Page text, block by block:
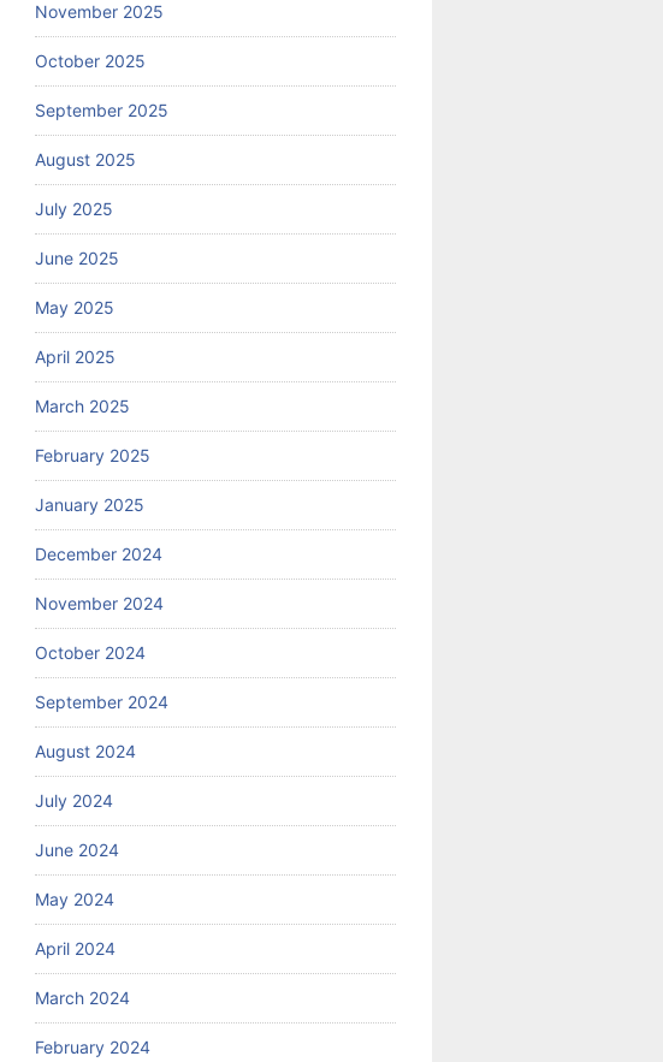
November 2025
October 2025
September 2025
August 2025
July 2025
June 2025
May 2025
April 2025
March 2025
February 2025
January 2025
December 2024
November 2024
October 2024
September 2024
August 2024
July 2024
June 2024
May 2024
April 2024
March 2024
February 2024